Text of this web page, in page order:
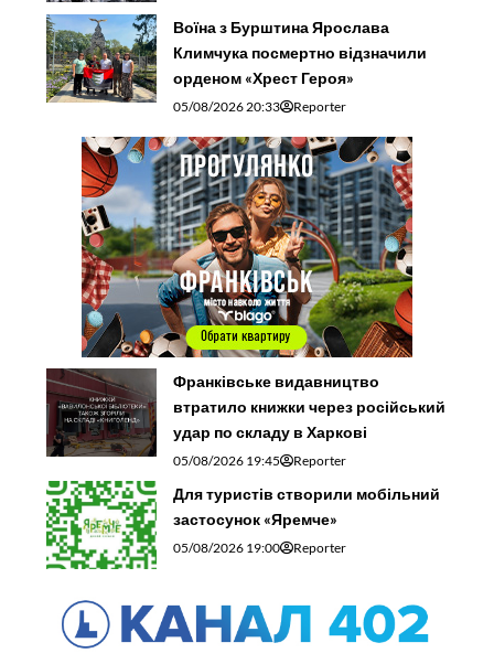
Воїна з Бурштина Ярослава
Климчука посмертно відзначили
орденом «Хрест Героя»
05/08/2026 20:33 Reporter
Франківське видавництво
втратило книжки через російський
удар по складу в Харкові
05/08/2026 19:45 Reporter
Для туристів створили мобільний
застосунок «Яремче»
05/08/2026 19:00 Reporter